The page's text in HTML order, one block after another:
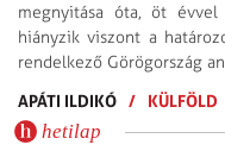
megnyitása óta, öt
hiányzik viszont a
rendelkező Görögország
APÁTI ILDIKÓ / KÜLFÖLD
hetilap